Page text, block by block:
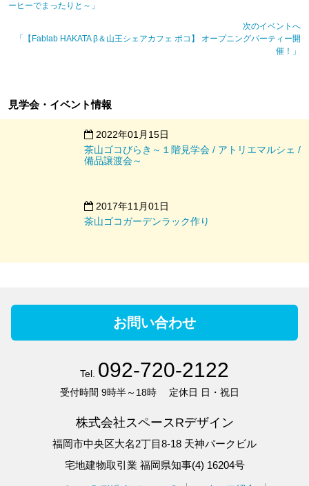
ーヒーでまったりと～」
次のイベントへ
「【Fablab HAKATA β＆山王シェアカフェ ポコ】 オープニングパーティー開
催！」
見学会・イベント情報
2022年01月15日
茶山ゴコびらき～１階見学会 / アトリエマルシェ /
備品譲渡会～
2017年11月01日
茶山ゴコガーデンラック作り
お問い合わせ
Tel. 092-720-2122
受付時間 9時半～18時 定休日 日・祝日
株式会社スペースRデザイン
福岡市中央区大名2丁目8-18 天神パークビル
宅地建物取引業 福岡県知事(4) 16204号